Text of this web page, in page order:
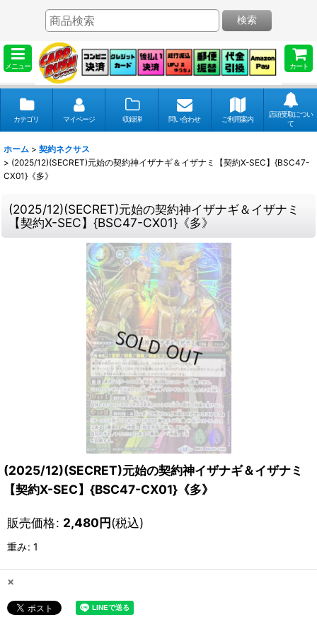
メニュー カート
検索
カテゴリ マイページ 収録弾 問い合わせ ご利用案内
店頭受取につい
て
ホーム > 契約ネクサス
> (2025/12)(SECRET)元始の契約神イザナギ＆イザナミ【契約X-SEC】{BSC47-
CX01}《多》
(2025/12)(SECRET)元始の契約神イザナギ＆イザナミ
【契約X-SEC】{BSC47-CX01}《多》
(2025/12)(SECRET)元始の契約神イザナギ＆イザナミ
【契約X-SEC】{BSC47-CX01}《多》
販売価格: 2,480円(税込)
重み: 1
×